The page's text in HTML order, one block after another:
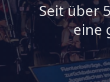
Seit über
eine